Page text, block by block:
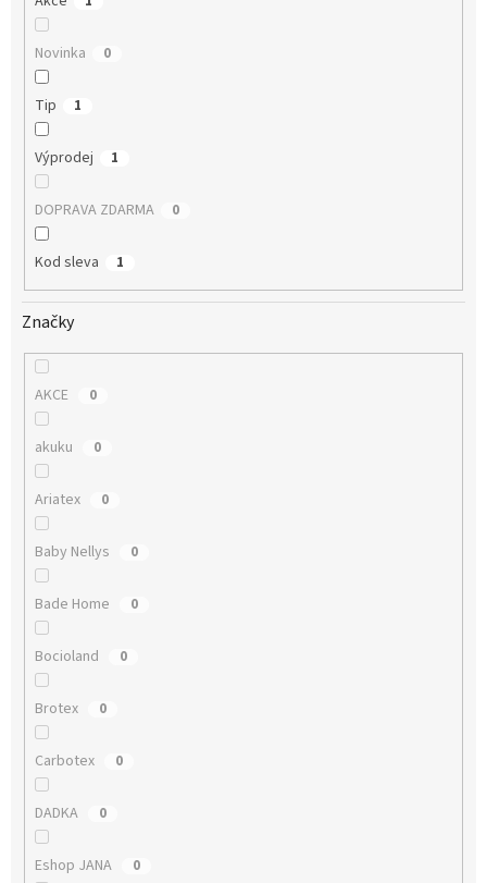
Novinka 0
Tip 1
Výprodej 1
DOPRAVA ZDARMA 0
Kod sleva 1
Značky
AKCE 0
akuku 0
Ariatex 0
Baby Nellys 0
Bade Home 0
Bocioland 0
Brotex 0
Carbotex 0
DADKA 0
Eshop JANA 0